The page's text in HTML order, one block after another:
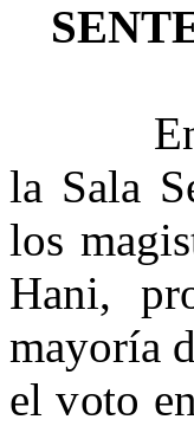
En
la Sala
los
Hani,
mayoría
el voto